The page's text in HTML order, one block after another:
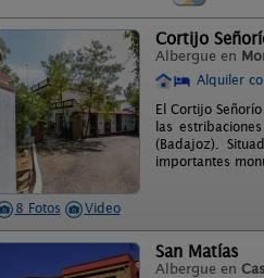
8 Fotos Video
Cortijo
Albergue en
Alquiler
El Cortijo
las
(Badajoz).
importantes
San Matías
Albergue en